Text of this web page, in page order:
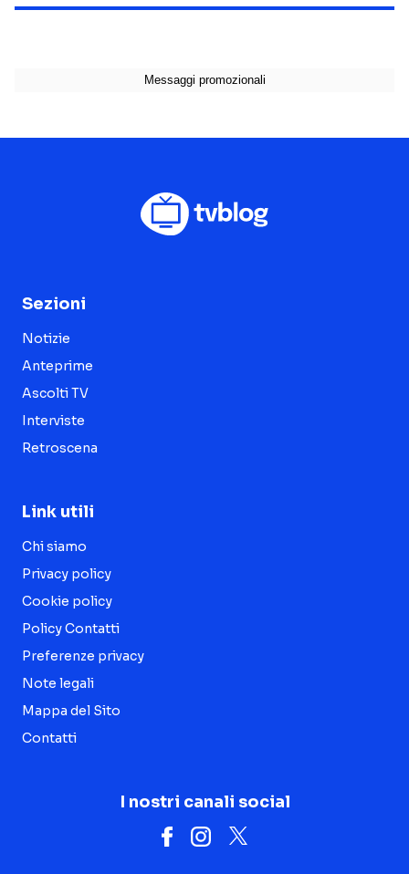
Sezioni
Notizie
Anteprime
Ascolti TV
Interviste
Retroscena
Link utili
Chi siamo
Privacy policy
Cookie policy
Policy Contatti
Preferenze privacy
Note legali
Mappa del Sito
Contatti
I nostri canali social